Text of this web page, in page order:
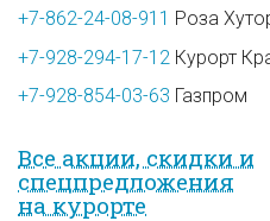
+7-862-24-08-911 Роза
+7-928-294-17-12 Курорт
+7-928-854-03-63 Газпром
Все акции, скидки и
спец­предложе­ния
на курорте